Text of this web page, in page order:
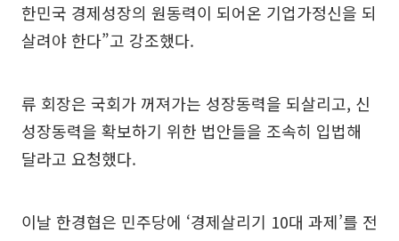
한민국 경제성장의 원동력이 되어온 기업가정신을 되
살려야 한다”고 강조했다.
류 회장은 국회가 꺼져가는 성장동력을 되살리고, 신
성장동력을 확보하기 위한 법안들을 조속히 입법해
달라고 요청했다.
이날 한경협은 민주당에 ‘경제살리기 10대 과제’를 전